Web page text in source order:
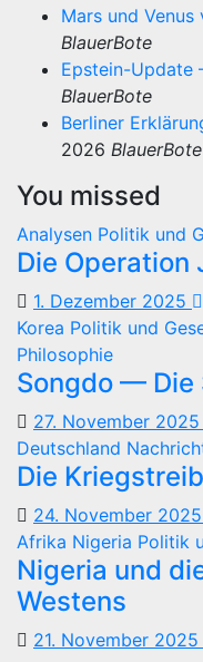
Mars und Venus
BlauerBote
Epstein-Update
BlauerBote
Berliner
2026 BlauerBote
You missed
Analysen Politik und
Die Operation
1. Dezember 2025
Korea Politik und
Philosophie
Songdo — Die
27. November 2025
Deutschland
Die
24. November 2025
Afrika Nigeria Politik
Nigeria und
Westens
21. November 2025